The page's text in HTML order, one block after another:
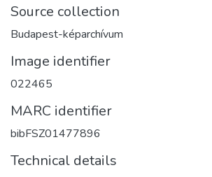
Source collection
Budapest-képarchívum
Image identifier
022465
MARC identifier
bibFSZ01477896
Technical details